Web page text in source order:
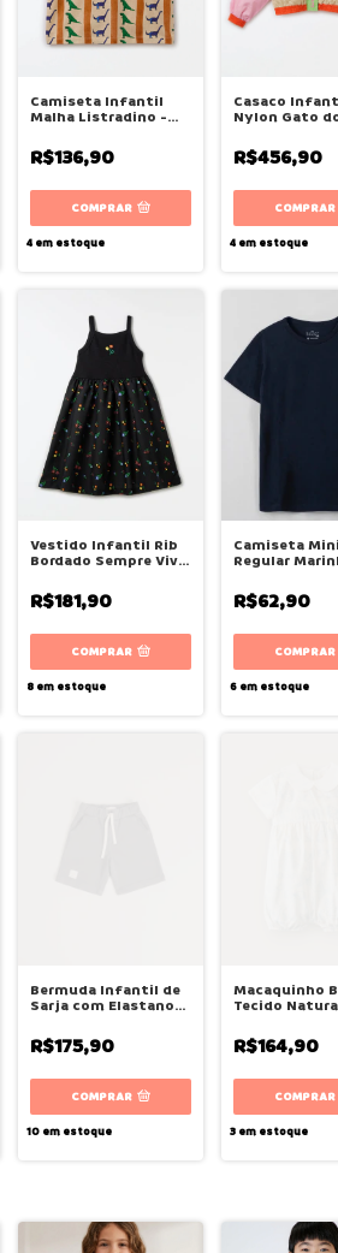
Camiseta Infantil
Malha Listradino -
R$136,90
COMPRAR
4em estoque
Casaco
Nylon Gato
R$456,90
COMPRAR
4em estoque
Vestido Infantil Rib
Bordado Sempre Viva
R$181,90
COMPRAR
8em estoque
Camiseta
Regular
R$62,90
COMPRAR
6em estoque
Bermuda Infantil de
Sarja com Elastano
R$175,90
COMPRAR
10em estoque
Macaquinho
Tecido
Bugbee
R$164,90
COMPRAR
3em estoque